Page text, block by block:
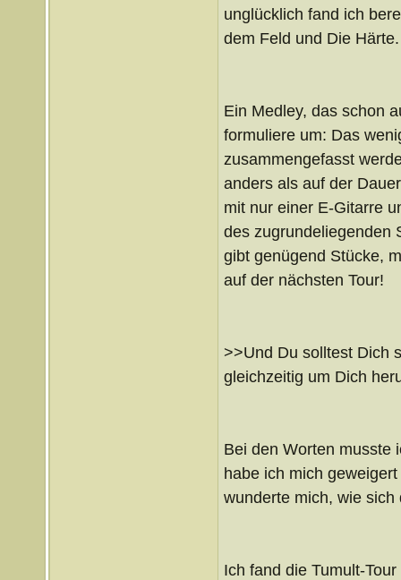
unglücklich fand ich
dem Feld und Die Härte.
Ein Medley, das schon
formuliere um: Das
zusammengefasst
anders als auf der
mit nur einer E-Gitarre
des zugrundeliegenden
gibt genügend Stücke,
auf der nächsten Tour!
>>Und Du solltest Dich
gleichzeitig um Dich
Bei den Worten musste
habe ich mich
wunderte mich, wie
Ich fand die Tumult-